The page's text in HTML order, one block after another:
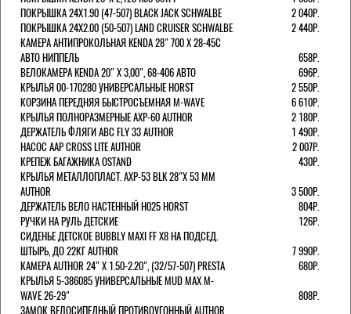
ПОКРЫШКА 24X1.90 (47-507) BLACK JACK SCHWALBE
2 040Р.
ПОКРЫШКА 24X2.00 (50-507) LAND CRUISER SCHWALBE
2 440Р.
КАМЕРА АНТИПРОКОЛЬНАЯ KENDA 28" 700 Х 28-45C
АВТО НИППЕЛЬ
658Р.
ВЕЛОКАМЕРА KENDA 20" Х 3,00", 68-406 АВТО
696Р.
КРЫЛЬЯ 00-170280 УНИВЕРСАЛЬНЫЕ HORST
2 550Р.
КОРЗИНА ПЕРЕДНЯЯ БЫСТРОСЪЕМНАЯ M-WAVE
6 610Р.
КРЫЛЬЯ ПОЛНОРАЗМЕРНЫЕ AXP-60 AUTHOR
2 180Р.
ДЕРЖАТЕЛЬ ФЛЯГИ АВС FLY 33 AUTHOR
1 490Р.
НАСОС AAP CROSS LITE AUTHOR
2 007Р.
КРЕПЕЖ БАГАЖНИКА OSTAND
430Р.
КРЫЛЬЯ МЕТАЛЛОПЛАСТ. AXP-53 BLK 28"Х 53 ММ
AUTHOR
3 500Р.
ДЕРЖАТЕЛЬ ВЕЛО НАСТЕННЫЙ H025 HORST
804Р.
РУЧКИ НА РУЛЬ ДЕТСКИЕ
126Р.
СИДЕНЬЕ ДЕТСКОЕ BUBBLY MAXI FF X8 НА ПОДСЕД.
ШТЫРЬ, ДО 22КГ AUTHOR
7 990Р.
КАМЕРА AUTHOR 24" Х 1.50-2.20", (32/57-507) PRESTA
680Р.
КРЫЛЬЯ 5-386085 УНИВЕРСАЛЬНЫЕ MUD MAX M-
WAVE 26-29"
808Р.
ЗАМОК ВЕЛОСИПЕДНЫЙ ПРОТИВОУГОННЫЙ AUTHOR